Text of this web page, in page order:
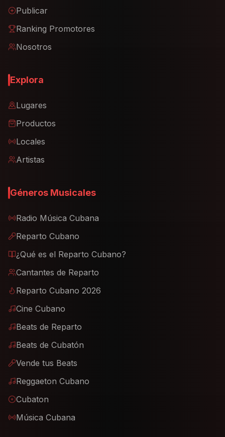
Publicar
Ranking Promotores
Nosotros
Explora
Lugares
Productos
Locales
Artistas
Géneros Musicales
Radio Música Cubana
Reparto Cubano
¿Qué es el Reparto Cubano?
Cantantes de Reparto
Reparto Cubano 2026
Cine Cubano
Beats de Reparto
Beats de Cubatón
Vende tus Beats
Reggaeton Cubano
Cubaton
Música Cubana